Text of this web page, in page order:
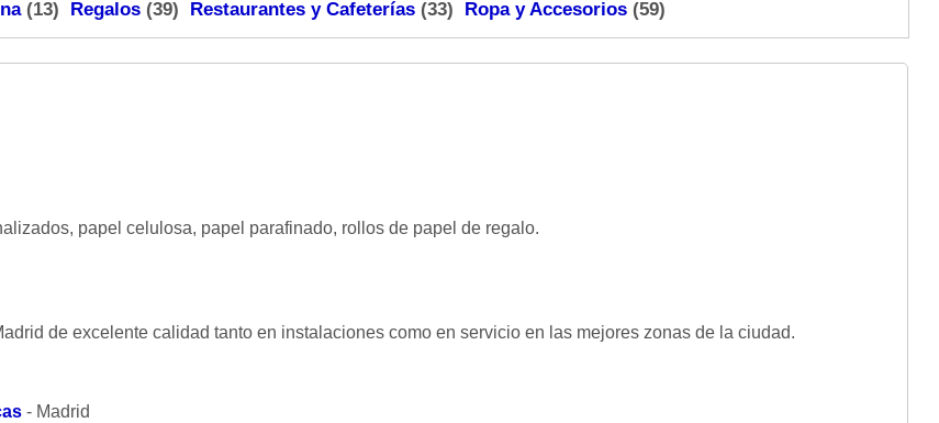
(13) Regalos(39) Restaurantes y Cafeterías(33) Ropa y Accesorios(59)
papel celulosa, papel parafinado, rollos de papel de regalo.
de excelente calidad tanto en instalaciones como en servicio en las mejores zonas de la ciudad.
- Madrid